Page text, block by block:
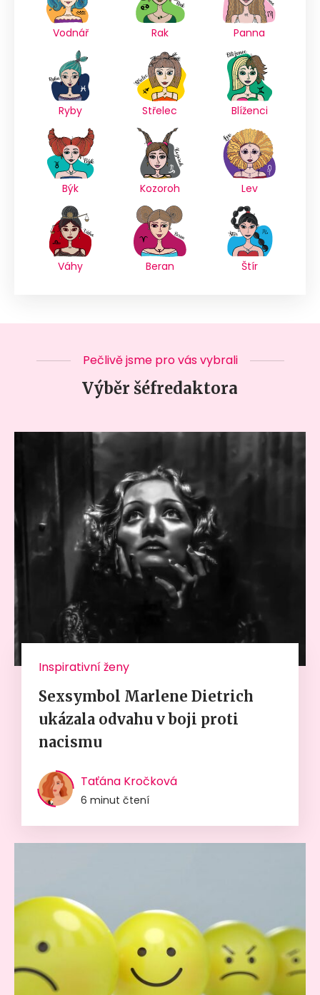
Vodnář Rak Panna
Ryby Střelec Blíženci
Býk Kozoroh Lev
Váhy Beran Štír
Pečlivě jsme pro vás vybrali
Výběr šéfredaktora
Inspirativní ženy
Sexsymbol Marlene Dietrich
ukázala odvahu v boji proti
nacismu
Taťána Kročková
6 minut čtení